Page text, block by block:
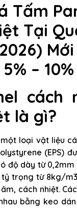
Tấm
Tại
Mới
5% – 10%
cách
là gì?
loại vật liệu
(EPS)
độ dày từ 0,2mm
tỷ trọng từ 8kg/
cách nhiệt.
bằng keo